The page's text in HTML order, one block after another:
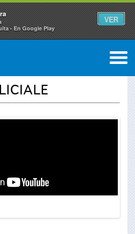
- En Google Play
VER
0